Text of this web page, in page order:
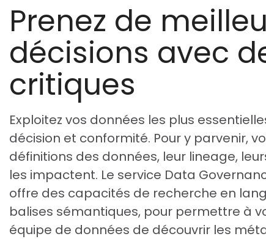
Prenez de
décisions avec
critiques
Exploitez vos données les plus
décision et conformité. Pour y parvenir,
définitions des données, leur lineage,
les impactent. Le service Data
offre des capacités de recherche en
balises sémantiques, pour permettre à
équipe de données de découvrir les